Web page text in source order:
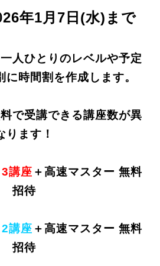
年1月7日(水)まで
人ひとりのレベルや予定
に時間割を作成します。
で受講できる講座数が異
ります！
3講座 ＋高速マスター 無料
招待
2講座 ＋高速マスター 無料
招待